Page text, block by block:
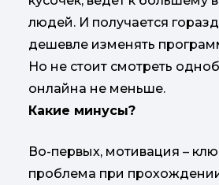
людей. И получается
дешевле изменять
Но не стоит смотреть
онлайна не меньше.
Какие минусы?
Во-первых, мотивация –
проблема при